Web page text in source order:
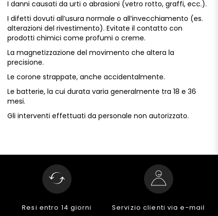
I danni causati da urti o abrasioni (vetro rotto, graffi, ecc.).
I difetti dovuti all’usura normale o all’invecchiamento (es.
alterazioni del rivestimento). Evitate il contatto con
prodotti chimici come profumi o creme.
La magnetizzazione del movimento che altera la
precisione.
Le corone strappate, anche accidentalmente.
Le batterie, la cui durata varia generalmente tra 18 e 36
mesi.
Gli interventi effettuati da personale non autorizzato.
Resi entro 14 giorni Servizio clienti via e-mail